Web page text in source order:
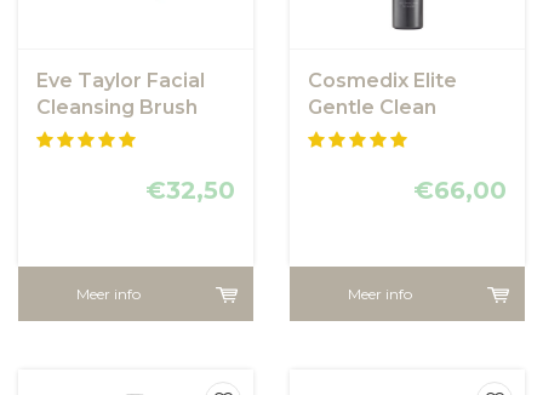
Eve Taylor Facial
Cleansing Brush
€32,50
Meer info
Cosmedix Elite
Gentle Clean
€66,00
Meer info